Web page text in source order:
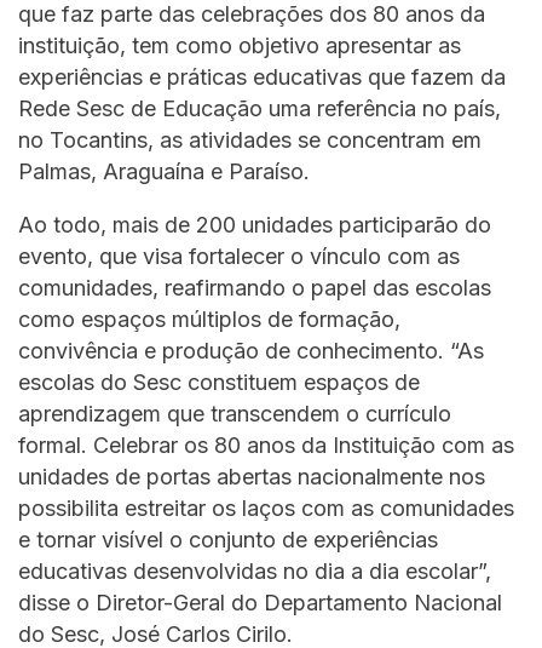
que faz parte das celebrações dos 80 anos da
instituição, tem como objetivo apresentar as
experiências e práticas educativas que fazem da
Rede Sesc de Educação uma referência no país,
no Tocantins, as atividades se concentram em
Palmas, Araguaína e Paraíso.
Ao todo, mais de 200 unidades participarão do
evento, que visa fortalecer o vínculo com as
comunidades, reafirmando o papel das escolas
como espaços múltiplos de formação,
convivência e produção de conhecimento. “As
escolas do Sesc constituem espaços de
aprendizagem que transcendem o currículo
formal. Celebrar os 80 anos da Instituição com as
unidades de portas abertas nacionalmente nos
possibilita estreitar os laços com as comunidades
e tornar visível o conjunto de experiências
educativas desenvolvidas no dia a dia escolar”,
disse o Diretor-Geral do Departamento Nacional
do Sesc, José Carlos Cirilo.